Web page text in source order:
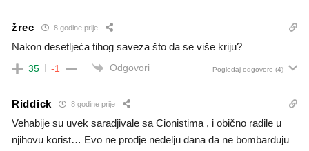
žrec 8 godine prije
Nakon desetljeća tihog saveza što da se više kriju?
35 -1 Odgovori Pogledaj odgovore (4)
Riddick 8 godine prije
Vehabije su uvek saradjivale sa Cionistima , i obično radile u
njihovu korist… Evo ne prodje nedelju dana da ne bombarduju